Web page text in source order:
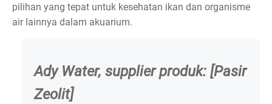
pilihan yang tepat untuk kesehatan ikan dan organisme
air lainnya dalam akuarium.
Ady Water, supplier produk: [Pasir
Zeolit]